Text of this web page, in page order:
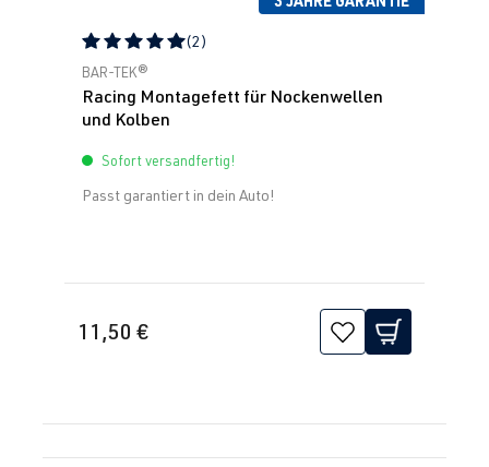
Durchschnittliche Bewertung von 5 von 5 Sternen
(2)
BAR-TEK®
Racing Montagefett für Nockenwellen
und Kolben
Sofort versandfertig!
Passt garantiert in dein Auto!
11,50 €